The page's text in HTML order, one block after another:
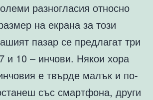
разногласия относно
на екрана за този
пазар се предлагат три
и 10 – инчови. Някои хора
е твърде малък и по-
със смартфона, други